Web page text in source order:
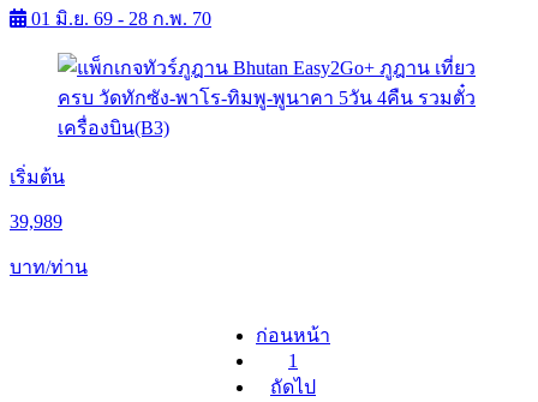
01 มิ.ย. 69 - 28 ก.พ. 70
เริ่มต้น
39,989
บาท/ท่าน
ก่อนหน้า
1
ถัดไป